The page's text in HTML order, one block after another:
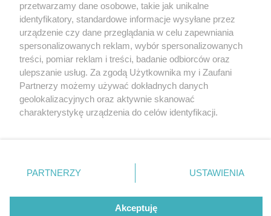
1 / 0
Nie zapomnij
zapoznać się z:
polityką prywatności
Twojemiasto
Piekary Śląskie
Chorzów
Tarnowskie Góry
Gliwice
Skontakuj sięz nami
Kontakt
Redakcja
Newsletter
przetwarzamy dane osobowe, takie jak unikalne
identyfikatory, standardowe informacje wysyłane przez
urządzenie czy dane przeglądania w celu zapewniania
spersonalizowanych reklam, wybór spersonalizowanych
treści, pomiar reklam i treści, badanie odbiorców oraz
ulepszanie usług. Za zgodą Użytkownika my i Zaufani
Partnerzy możemy używać dokładnych danych
geolokalizacyjnych oraz aktywnie skanować
charakterystykę urządzenia do celów identyfikacji.
zmienić/wycofać klikając przycisk ustawień prywatności
znajdujący się w lewym dolnym rogu strony
rodzaje przetwarzania danych nie wymagają zgody
użytkownika, ale masz prawo sprzeciwić się takiemu
PARTNERZY USTAWIENIA
Akceptuję